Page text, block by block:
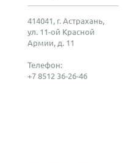
414041, г. Астрахань,
ул. 11-ой Красной
Армии, д. 11
Телефон:
+7 8512 36-26-46